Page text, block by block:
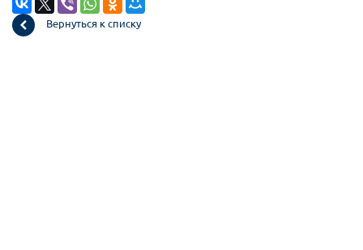
Вернуться к списку